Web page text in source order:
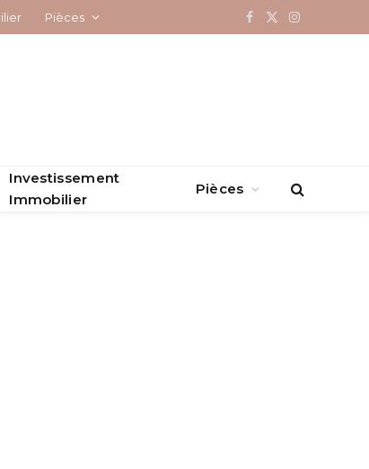
Pièces Facebook
X
Instagram
Investissement
Immobilier
Pièces